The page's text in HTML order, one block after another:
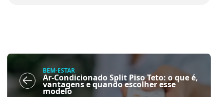
BEM-ESTAR
Ar-Condicionado Split Piso Teto: o que é,
vantagens e quando escolher esse
modelo